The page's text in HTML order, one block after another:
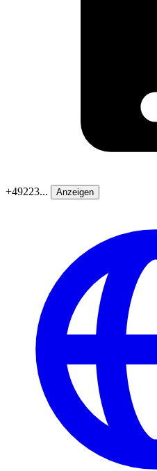
+49223... Anzeigen